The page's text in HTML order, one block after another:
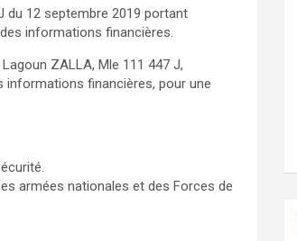
du 12 septembre 2019 portant
informations financières.
ZALLA, Mle 111 447 J,
informations financières, pour une
armées nationales et des Forces de